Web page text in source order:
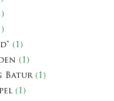
(1)
(1)
Batur(1)
(1)